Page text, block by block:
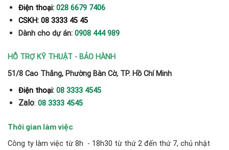
Điện thoại: 028 6679 7406
CSKH: 08 3333 45 45
Dành cho dự án: 0908 444 989
HỖ TRỢ KỸ THUẬT - BẢO HÀNH
51/8 Cao Thắng, Phường Bàn Cờ, TP. Hồ Chí Minh
Điện thoại: 08 3333 4545
Zalo: 08 3333 4545
Thời gian làm việc
Công ty làm việc từ 8h - 18h30 từ thứ 2 đến thứ 7, chủ nhật